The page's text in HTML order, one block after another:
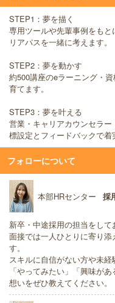
STEP1：夢を描く
専用ツールや先輩事例をも
リアパスを一緒に考えます。
STEP2：夢を動かす
約500講座のeラーニング・
育てます。
STEP3：夢を叶える
営業・キャリアカウンセラ
標設定とフィードバックで着
フォローについて
本部HRセンター 採
新卒・中途採用の担当をして
面接では一人ひとりに寄り
す。
スキルに自信がない方や未経
「やってみたい」「興味が
想いをぜひ教えてください。